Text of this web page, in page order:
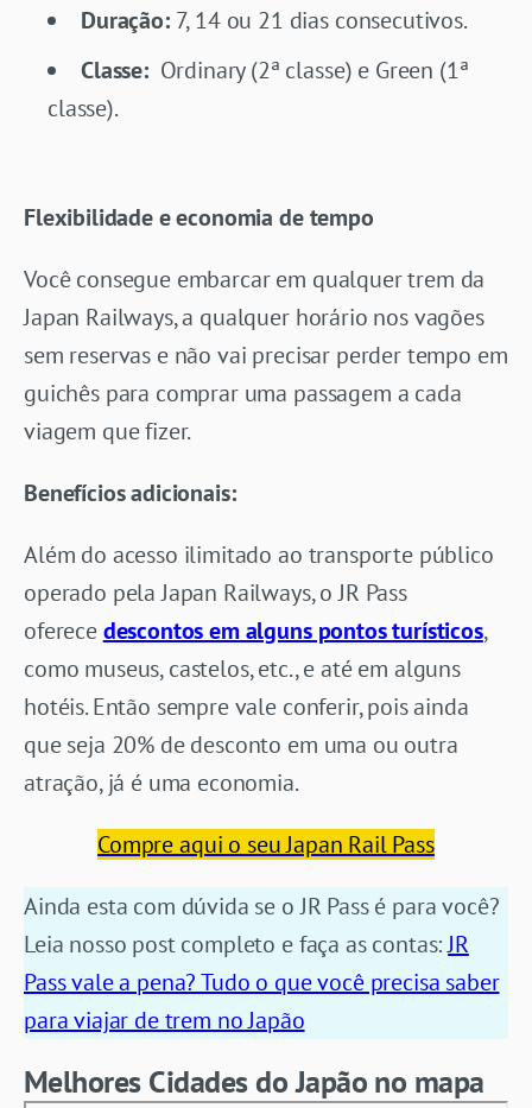
Duração:7, 14 ou 21 dias consecutivos.
Classe:Ordinary (2ª classe) e Green (1ª
classe).
Flexibilidade e economia de tempo
Você consegue embarcar em qualquer trem da
Japan Railways, a qualquer horário nos vagões
sem reservas e não vai precisar perder tempo em
guichês para comprar uma passagem a cada
viagem que fizer.
Benefícios adicionais:
Além do acesso ilimitado ao transporte público
operado pela Japan Railways, o JR Pass
oferecedescontos em alguns pontos turísticos,
como museus, castelos, etc., e até em alguns
hotéis. Então sempre vale conferir, pois ainda
que seja 20% de desconto em uma ou outra
atração, já é uma economia.
Compre aqui o seu Japan Rail Pass
Ainda esta com dúvida se o JR Pass é para você?
Leia nosso post completo e faça as contas:JR
Pass vale a pena? Tudo o que você precisa saber
para viajar de trem no Japão
Melhores Cidades do Japão no mapa